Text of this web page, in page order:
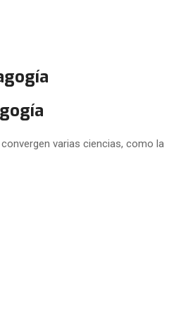
varias ciencias, como la